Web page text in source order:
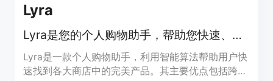
Lyra
Lyra是您的个人购物助手，帮助您快速、智能地做出决策。
Lyra是一款个人购物助手，利用智能算法帮助用户快
速找到各大商店中的完美产品。其主要优点包括跨店